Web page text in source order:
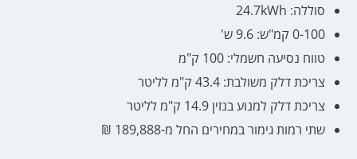
סוללה: 24.7kWh
0-100 קמ"ש: 9.6 ש'
טווח נסיעה חשמלי: 100 ק"מ
צריכת דלק משולבת: 43.4 ק"מ לליטר
צריכת דלק למנוע בנזין 14.9 ק"מ לליטר
שתי רמות גימור במחירים החל מ-189,888 ₪